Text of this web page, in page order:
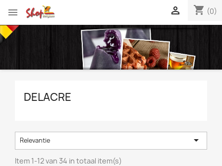
 shopping_cart (0)

DELACRE
Relevantie 
Item 1-12 van 34 in totaal item(s)